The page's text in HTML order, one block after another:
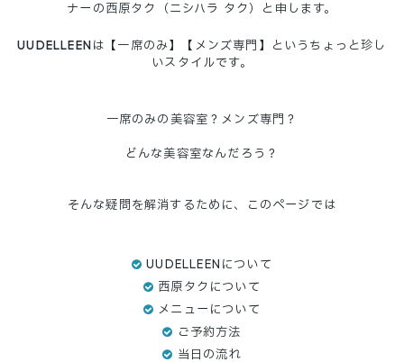
ナーの西原タク（ニシハラ タク）と申します。
UUDELLEENは【一席のみ】【メンズ専門】というちょっと珍し
いスタイルです。
一席のみの美容室？メンズ専門？
どんな美容室なんだろう？
そんな疑問を解消するために、このページでは
UUDELLEENについて
西原タクについて
メニューについて
ご予約方法
当日の流れ